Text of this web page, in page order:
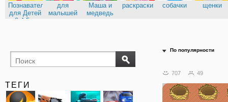
Познавательные
для Детей
3-4-5 л
для
малышей
Маша и
медведь
раскраски собачки щенки
ТЕГИ
По популярности
707 49